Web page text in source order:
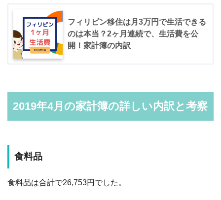
フィリピン移住は月3万円で生活できる
のは本当？2ヶ月連続で、生活費を公
開！家計簿の内訳
2019年4月の家計簿の詳しい内訳と考察
食料品
食料品は合計で26,753円でした。